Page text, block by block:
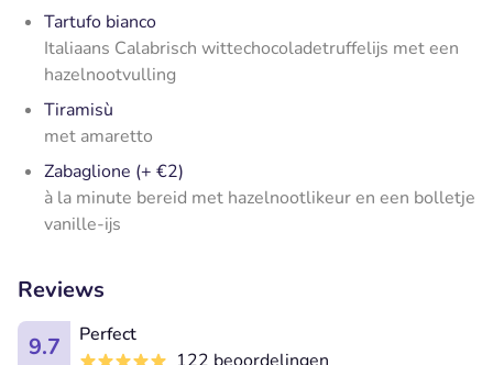
Tartufo bianco
Italiaans Calabrisch wittechocoladetruffelijs met een
hazelnootvulling
Tiramisù
met amaretto
Zabaglione (+ €2)
à la minute bereid met hazelnootlikeur en een bolletje
vanille-ijs
Reviews
9.7
Perfect